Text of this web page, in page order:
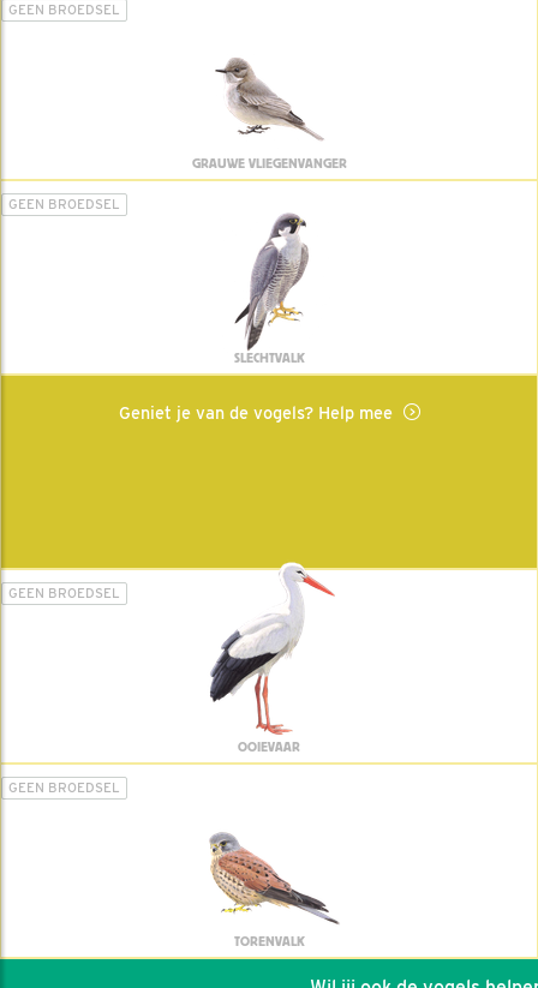
GEEN BROEDSEL
GRAUWE VLIEGENVANGER
GEEN BROEDSEL
SLECHTVALK
Geniet je van de vogels? Help mee
GEEN BROEDSEL
OOIEVAAR
GEEN BROEDSEL
TORENVALK